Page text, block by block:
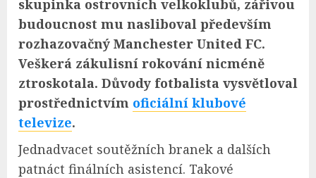
skupinka ostrovních velkoklubů, zářivou
budoucnost mu nasliboval především
rozhazovačný Manchester United FC.
Veškerá zákulisní rokování nicméně
ztroskotala. Důvody fotbalista vysvětloval
prostřednictvím oficiální klubové
televize.
Jednadvacet soutěžních branek a dalších
patnáct finálních asistencí. Takové